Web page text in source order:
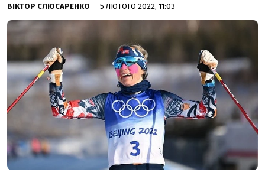
ВІКТОР СЛЮСАРЕНКО — 5 ЛЮТОГО 2022, 11:03